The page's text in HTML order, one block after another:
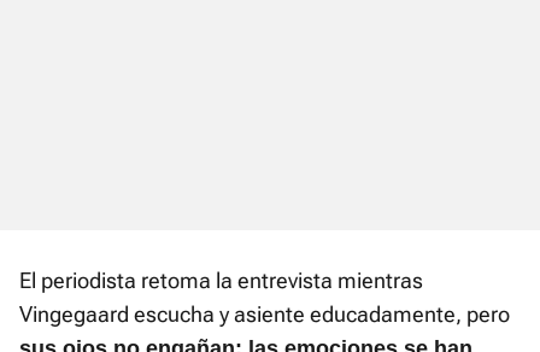
El periodista retoma la entrevista mientras
Vingegaard escucha y asiente educadamente, pero